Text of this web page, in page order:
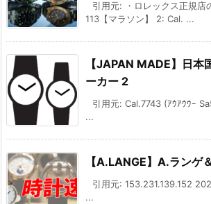
引用元: ・ロレックス正規店
113【マラソン】 2: Cal. ...
【JAPAN MADE】日本
ーカー 2
引用元: Cal.7743 (ｱｳｱｳｳｰ
...
【A.LANGE】A.ラン
引用元: 153.231.139.152
...